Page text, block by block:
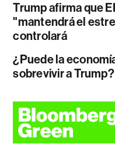
Trump afirma que
"mantendrá el
controlará
¿Puede la
sobrevivir a Trump?